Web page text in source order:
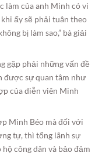
làm của anh Minh có vi
ấy sẽ phải tuân theo
bị làm sao,” bà giải
gặp phải những vấn đề
được sự quan tâm như
của diễn viên Minh
Minh Béo mà đối với
tự, thì tổng lãnh sự
công dân và bảo đảm